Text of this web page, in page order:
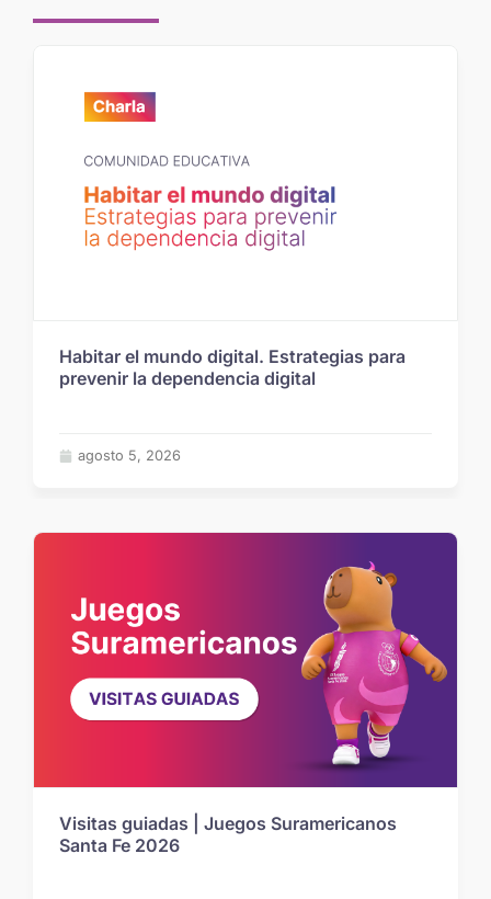
Habitar el mundo digital. Estrategias para
prevenir la dependencia digital
agosto 5, 2026
Visitas guiadas | Juegos Suramericanos
Santa Fe 2026